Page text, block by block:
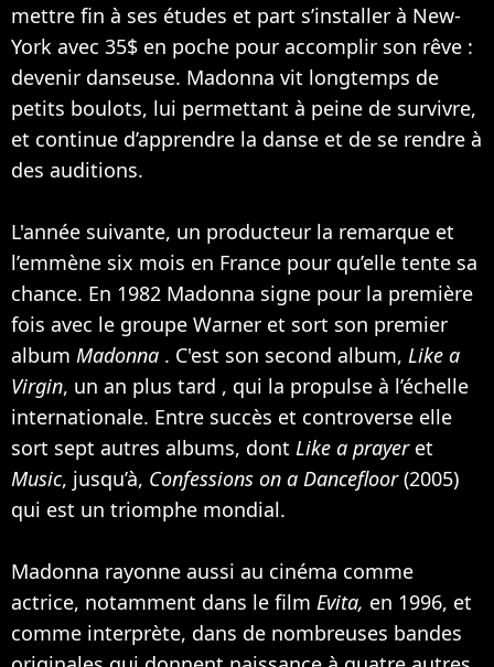
mettre fin à ses études et part s’installer à New-
York avec 35$ en poche pour accomplir son rêve :
devenir danseuse. Madonna vit longtemps de
petits boulots, lui permettant à peine de survivre,
et continue d’apprendre la danse et de se rendre à
des auditions.
L'année suivante, un producteur la remarque et
l’emmène six mois en France pour qu’elle tente sa
chance. En 1982 Madonna signe pour la première
fois avec le groupe Warner et sort son premier
album Madonna . C'est son second album, Like a
Virgin, un an plus tard , qui la propulse à l’échelle
internationale. Entre succès et controverse elle
sort sept autres albums, dont Like a prayer et
Music, jusqu’à, Confessions on a Dancefloor(2005)
qui est un triomphe mondial.
Madonna rayonne aussi au cinéma comme
actrice, notamment dans le film Evita, en 1996, et
comme interprète, dans de nombreuses bandes